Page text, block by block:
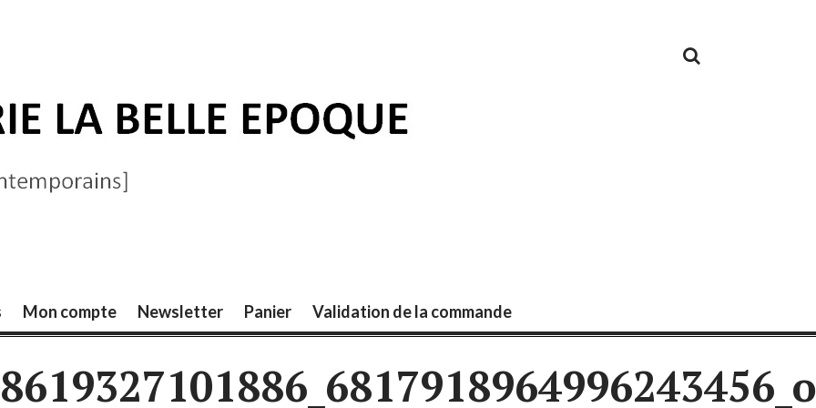
Mon compte Newsletter Panier Validation de la commande